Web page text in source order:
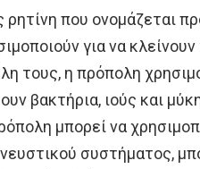
που ονομάζεται
για να
τους, η πρόπολη
βακτήρια, ιούς και
μπορεί να
συστήματος,